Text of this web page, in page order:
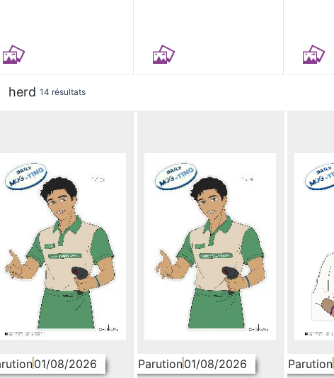
herd 14 résultats
01/08/2026 Parution01/08/2026 Parution